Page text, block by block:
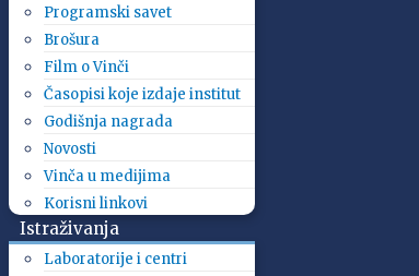
Programski savet
Brošura
Film o Vinči
Časopisi koje izdaje institut
Godišnja nagrada
Novosti
Vinča u medijima
Korisni linkovi
Istraživanja
Laboratorije i centri